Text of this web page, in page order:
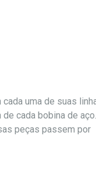
uma de suas
cada bobina de aço.
peças passem por